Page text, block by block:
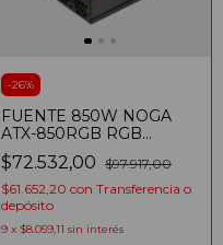
-26%
FUENTE 850W NOGA
ATX-850RGB RGB
NEGRA - Color: Negro
$72.532,00 $97.917,00
$61.652,20 con Transferencia o
depósito
9 x $8.059,11 sin interés